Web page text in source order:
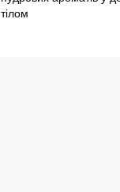
тілом